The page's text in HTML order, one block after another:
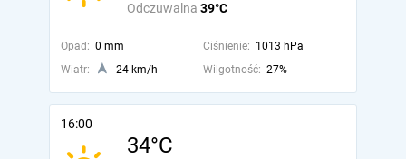
Odczuwalna 39°C
Opad: 0 mm Ciśnienie: 1013 hPa
Wiatr:
24 km/h Wilgotność: 27%
16:00
34°C